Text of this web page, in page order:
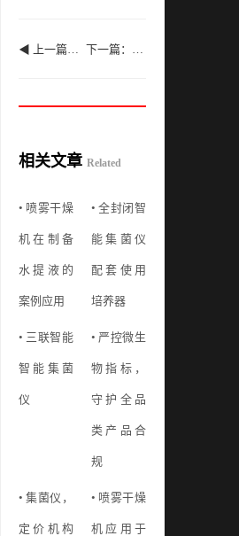
◀ 上一篇：利用喷雾干燥机制备丙烯酰胺和丙烯酰乳液工艺 下一篇：喷雾干燥机在制备水提液的案例应用 ▶
相关文章 Related
• 喷雾干燥
机在制备
水提液的
案例应用
• 全封闭智
能集菌仪
配套使用
培养器
• 三联智能
智能集菌
仪
• 严控微生
物指标，
守护全品
类产品合
规
• 集菌仪，
定价机构
• 喷雾干燥
机应用于